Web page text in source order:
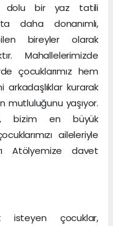
dolu bir yaz tatili
daha donanımlı,
bireyler olarak
Mahallelerimizde
çocuklarımız hem
kurarak
mutluluğunu yaşıyor.
bizim en büyük
aileleriyle
Atölyemize davet
isteyen çocuklar,